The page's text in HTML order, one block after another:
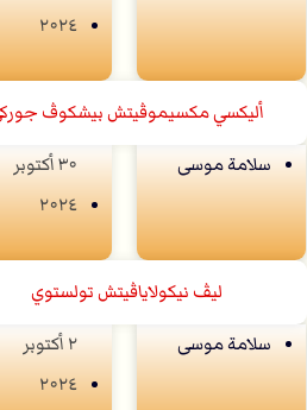
۲۰۲٤
أليكسي مكسيموڤيتش بيشكوڤ
سلامة موسى
۳۰ أكتوبر
۲۰۲٤
ليڤ نيكولاياڤيتش تولستوي
سلامة موسى
۲ أكتوبر
۲۰۲٤